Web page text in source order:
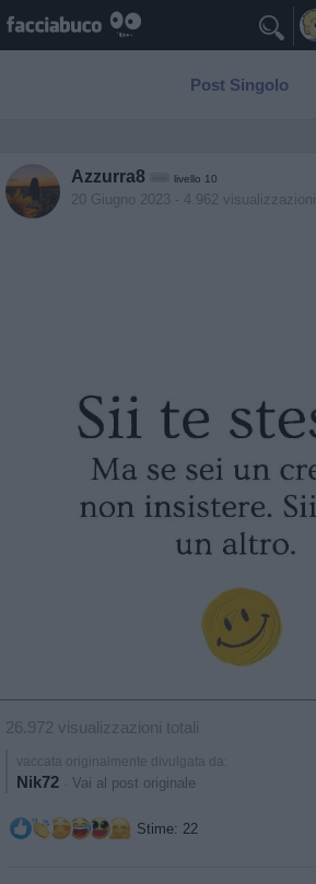
Post Singolo
Azzurra8 livello 10
20 Giugno 2023 - 4.962 visualizzazioni
26.972 visualizzazioni totali
vaccata originalmente divulgata da:
Nik72 Vai al post originale
Stime: 22